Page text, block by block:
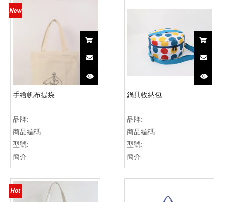
手繪帆布提袋
品牌:
商品編碼:
型號:
簡介:
鍋具收納包
品牌:
商品編碼:
型號:
簡介: